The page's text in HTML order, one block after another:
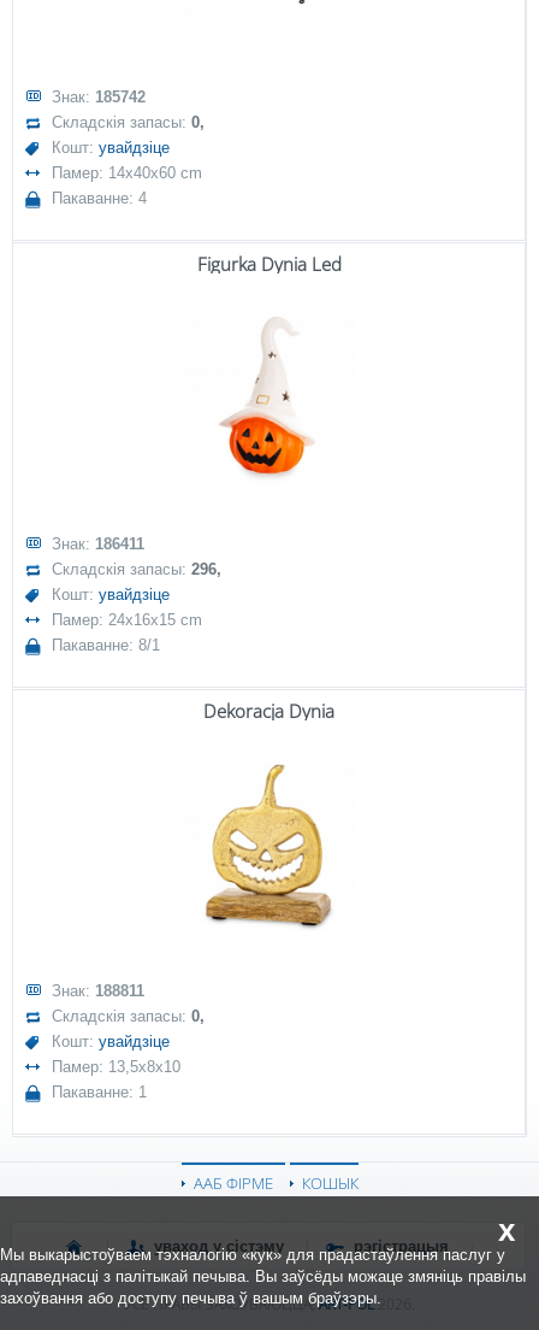
Знак: 185742
Складскія запасы:0,
Кошт:увайдзіце
Памер: 14x40x60 cm
Пакаванне: 4
Figurka Dynia Led
Знак: 186411
Складскія запасы:296,
Кошт:увайдзіце
Памер: 24x16x15 cm
Пакаванне: 8/1
Dekoracja Dynia
Знак: 188811
Складскія запасы:0,
Кошт:увайдзіце
Памер: 13,5x8x10
Пакаванне: 1
ААБ ФІРМЕ КОШЫК
уваход у сістэму рэгістрацыя
УСЕ ПРАВЫ ЗАХОЎВАЮЦЦА,ART-POL2026.
x
Мы выкарыстоўваем тэхналогію «кук» для прадастаўлення паслуг у
адпаведнасці з палітыкай печыва. Вы заўсёды можаце змяніць правілы
захоўвання або доступу печыва ў вашым браўзэры.